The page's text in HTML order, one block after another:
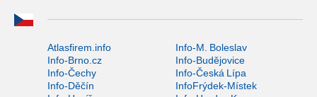
Atlasfirem.info
Info-M. Boleslav
Info-Brno.cz
Info-Budějovice
Info-Čechy
Info-Česká Lípa
Info-Děčín
InfoFrýdek-Místek